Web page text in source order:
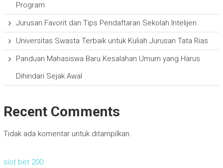
Program
Jurusan Favorit dan Tips Pendaftaran Sekolah Intelijen
Universitas Swasta Terbaik untuk Kuliah Jurusan Tata Rias
Panduan Mahasiswa Baru Kesalahan Umum yang Harus
Dihindari Sejak Awal
Recent Comments
Tidak ada komentar untuk ditampilkan.
slot bet 200